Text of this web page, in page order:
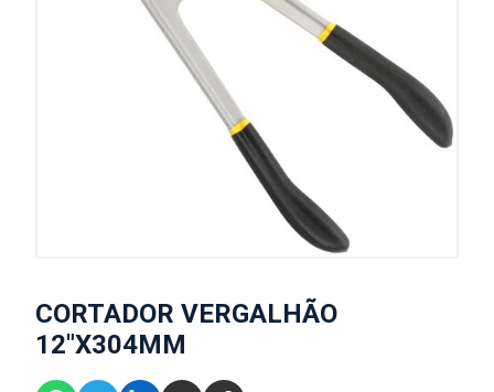
CORTADOR VERGALHÃO
12"X304MM